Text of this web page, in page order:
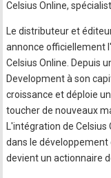
Celsius Online,
Le distributeur et
annonce officiellement
Celsius Online. Depuis
Development à son
croissance et déploie
toucher de nouveaux
L'intégration de
dans le
devient un actionnaire